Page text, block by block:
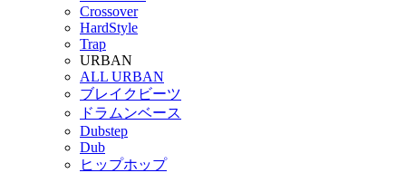
Crossover
HardStyle
Trap
URBAN
ALL URBAN
ブレイクビーツ
ドラムンベース
Dubstep
Dub
ヒップホップ